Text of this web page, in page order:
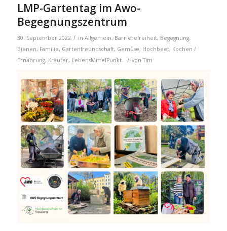
LMP-Gartentag im Awo-
Begegnungszentrum
30. September 2022 / in Allgemein, Barrierefreiheit, Begegnung,
Bienen, Familie, Gartenfreundschaft, Gemüse, Hochbeet, Kochen /
Ernährung, Kräuter, LebensMittelPunkt. / vonTim